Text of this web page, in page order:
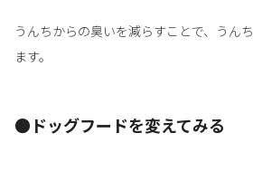
うんちからの臭いを減らすことで、うん
ます。
●ドッグフードを変えてみる